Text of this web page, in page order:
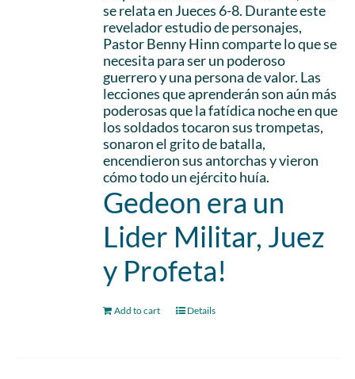
se relata en Jueces 6-8. Durante este
revelador estudio de personajes,
Pastor Benny Hinn comparte lo que se
necesita para ser un poderoso
guerrero y una persona de valor. Las
lecciones que aprenderán son aún más
poderosas que la fatídica noche en que
los soldados tocaron sus trompetas,
sonaron el grito de batalla,
encendieron sus antorchas y vieron
cómo todo un ejército huía.
Gedeon era un
Lider Militar, Juez
y Profeta!
Add to cart Details